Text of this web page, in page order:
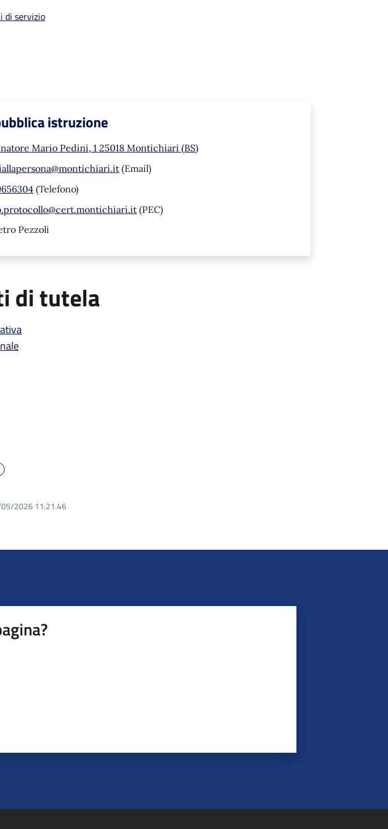
di servizio
istruzione
Mario Pedini, 1 25018 Montichiari (BS)
(Email)
(Telefono)
(PEC)
Pezzoli
di tutela
2026 11:21.46